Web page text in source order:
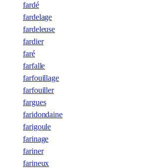
fardé
fardelage
fardeleuse
fardier
faré
farfalle
farfouillage
farfouiller
fargues
faridondaine
farigoule
farinage
fariner
farineux